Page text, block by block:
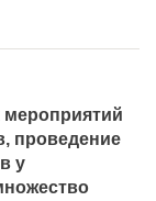
мероприятий
проведение
у